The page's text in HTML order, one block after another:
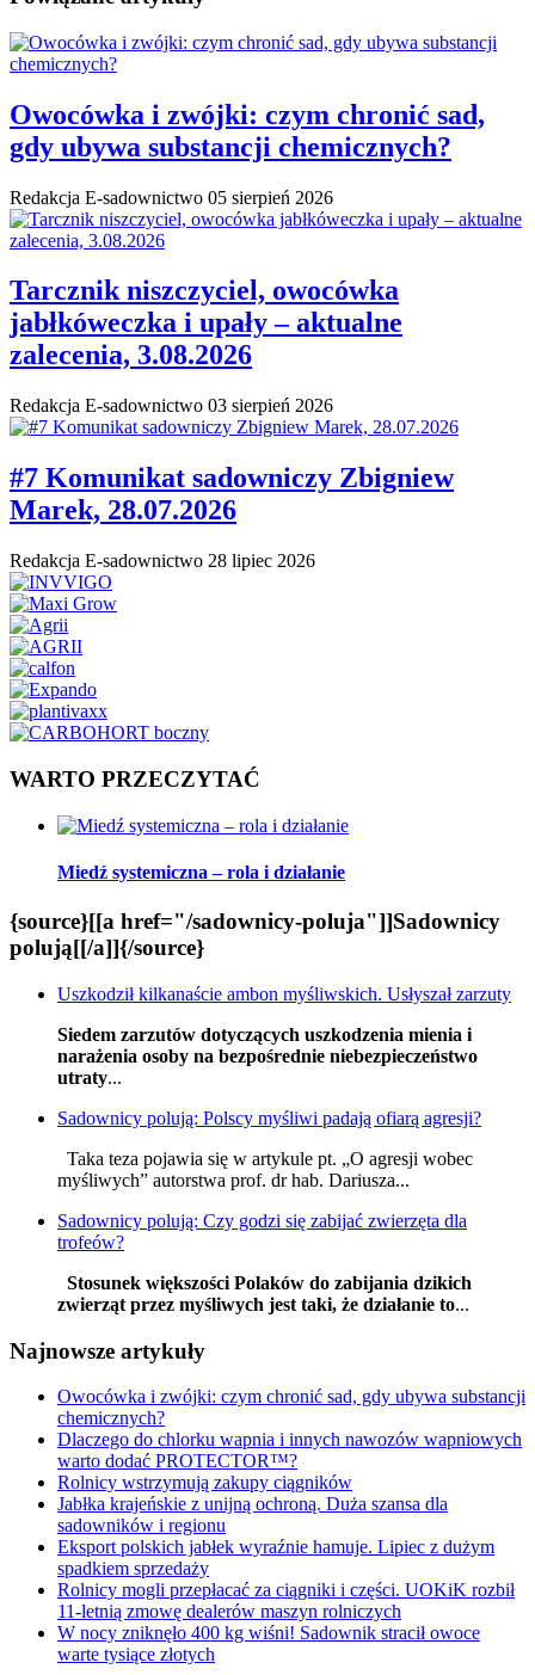
Owocówka i zwójki: czym chronić sad,
gdy ubywa substancji chemicznych?
Redakcja E-sadownictwo 05 sierpień 2026
Tarcznik niszczyciel, owocówka
jabłkóweczka i upały – aktualne
zalecenia, 3.08.2026
Redakcja E-sadownictwo 03 sierpień 2026
#7 Komunikat sadowniczy Zbigniew
Marek, 28.07.2026
Redakcja E-sadownictwo 28 lipiec 2026
WARTO PRZECZYTAĆ
Miedź systemiczna – rola i działanie
{source}[[a href="/sadownicy-poluja"]]Sadownicy
polują[[/a]]{/source}
Uszkodził kilkanaście ambon myśliwskich. Usłyszał zarzuty
Siedem zarzutów dotyczących uszkodzenia mienia i
narażenia osoby na bezpośrednie niebezpieczeństwo
utraty...
Sadownicy polują: Polscy myśliwi padają ofiarą agresji?
Taka teza pojawia się w artykule pt. „O agresji wobec
myśliwych” autorstwa prof. dr hab. Dariusza...
Sadownicy polują: Czy godzi się zabijać zwierzęta dla
trofeów?
Stosunek większości Polaków do zabijania dzikich
zwierząt przez myśliwych jest taki, że działanie to...
Najnowsze artykuły
Owocówka i zwójki: czym chronić sad, gdy ubywa substancji
chemicznych?
Dlaczego do chlorku wapnia i innych nawozów wapniowych
warto dodać PROTECTOR™?
Rolnicy wstrzymują zakupy ciągników
Jabłka krajeńskie z unijną ochroną. Duża szansa dla
sadowników i regionu
Eksport polskich jabłek wyraźnie hamuje. Lipiec z dużym
spadkiem sprzedaży
Rolnicy mogli przepłacać za ciągniki i części. UOKiK rozbił
11-letnią zmowę dealerów maszyn rolniczych
W nocy zniknęło 400 kg wiśni! Sadownik stracił owoce
warte tysiące złotych